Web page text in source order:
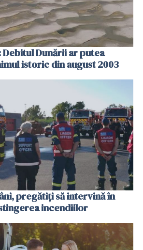
Debitul Dunării ar putea
istoric din august 2003
pregătiţi să intervină în
incendiilor